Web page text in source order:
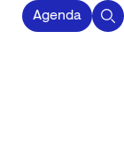
Agenda